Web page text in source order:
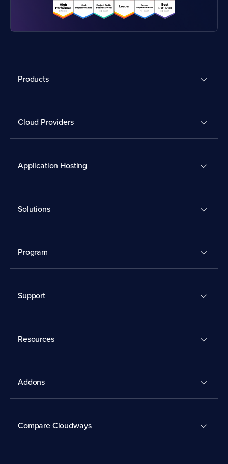
Products
Cloud Providers
Application Hosting
Solutions
Program
Support
Resources
Addons
Compare Cloudways